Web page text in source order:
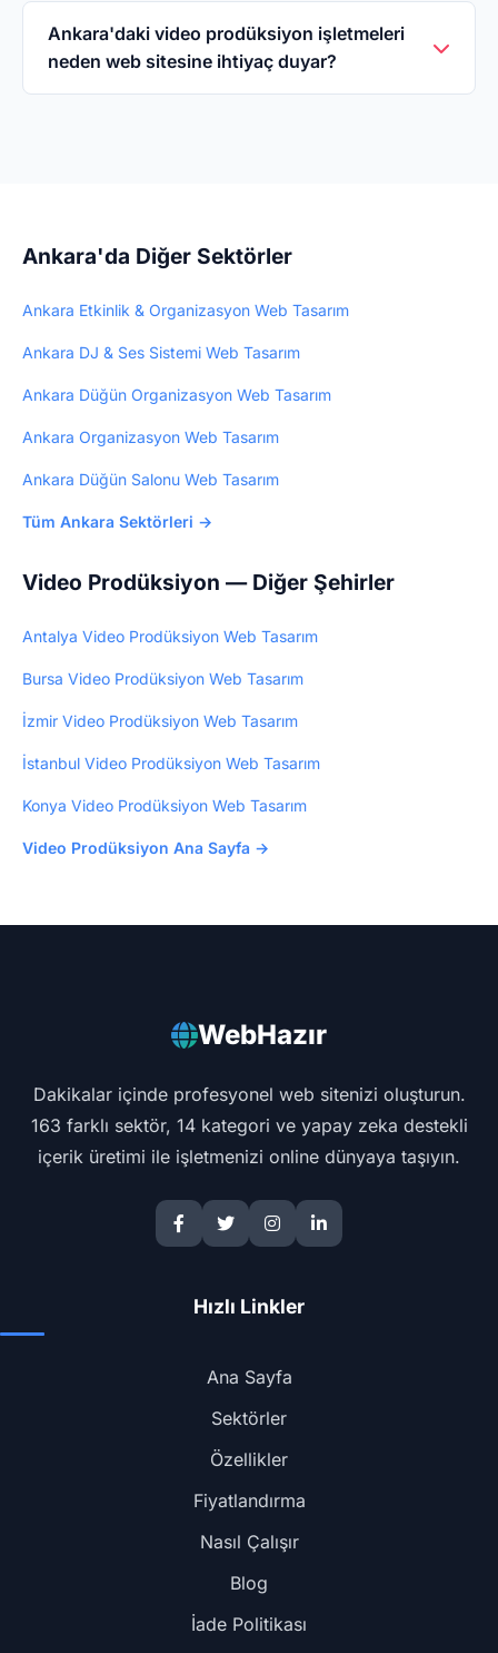
seçin, Ankara işletme bilgilerinizi girin
bilgilerinizi paylaşın, 3 iş günü içinde web
siteniz yayında olur. Hiçbir teknik bilgi
Ankara'daki video prodüksiyon işletmeleri
neden web sitesine ihtiyaç duyar?
5.000₺ tek seferlik.
Ankara'da Diğer Sektörler
Ankara Etkinlik & Organizasyon Web Tasarım
Ankara DJ & Ses Sistemi Web Tasarım
Ankara Düğün Organizasyon Web Tasarım
Ankara Organizasyon Web Tasarım
Ankara Düğün Salonu Web Tasarım
Tüm Ankara Sektörleri →
Video Prodüksiyon — Diğer Şehirler
Antalya Video Prodüksiyon Web Tasarım
Bursa Video Prodüksiyon Web Tasarım
İzmir Video Prodüksiyon Web Tasarım
İstanbul Video Prodüksiyon Web Tasarım
Konya Video Prodüksiyon Web Tasarım
Video Prodüksiyon Ana Sayfa →
WebHazır
Dakikalar içinde profesyonel web sitenizi oluşturun.
163 farklı sektör, 14 kategori ve yapay zeka destekli
içerik üretimi ile işletmenizi online dünyaya taşıyın.
Hızlı Linkler
Ana Sayfa
Sektörler
Özellikler
Fiyatlandırma
Nasıl Çalışır
Blog
İade Politikası